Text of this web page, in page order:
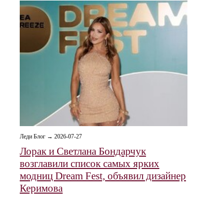
Леди Блог → 2026-07-27
Лорак и Светлана Бондарчук
возглавили список самых ярких
модниц Dream Fest, объявил дизайнер
Керимова